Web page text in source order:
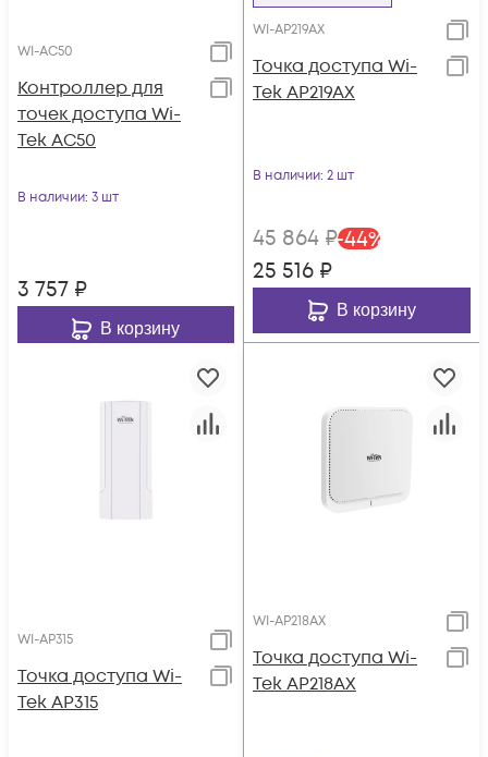
WI-AC50
Контроллер для
точек доступа Wi-
Tek AC50
В наличии: 3 шт
3 757 ₽
В корзину
WI-AP219AX
Точка доступа Wi-
Tek AP219AX
В наличии: 2 шт
45 864 ₽-44%
25 516 ₽
В корзину
WI-AP315
Точка доступа Wi-
Tek AP315
WI-AP218AX
Точка доступа Wi-
Tek AP218AX